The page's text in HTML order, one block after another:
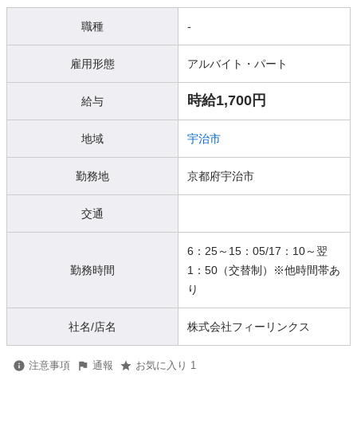
職種 -
雇用形態 アルバイト・パート
給与 時給1,700円
地域 宇治市
勤務地 京都府宇治市
交通
勤務時間
6：25～15：05/17：10～翌
1：50（交替制）※他時間帯あ
り
社名/店名 株式会社フィーリンクス
注意事項 通報 お気に入り 1